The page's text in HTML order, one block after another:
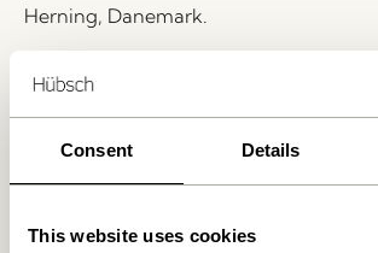
Consent Details
This website uses cookies
Herning, Danemark.
Livraison 1-4 jours ouvrables
Retour 30 jours
Livraison gratuite à partir de499 DKK